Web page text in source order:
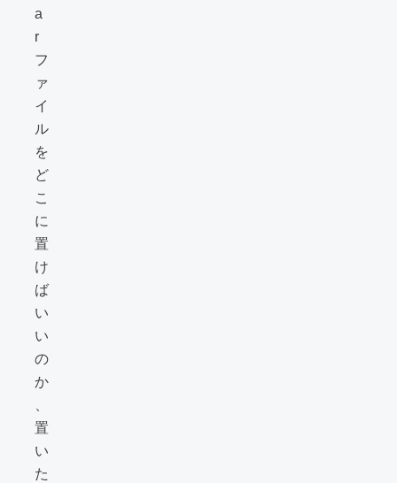
a
r
フ
ァ
イ
ル
を
ど
こ
に
置
け
ば
い
い
の
か
置
い
た